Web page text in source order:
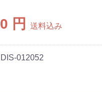
円 送料込み
012052